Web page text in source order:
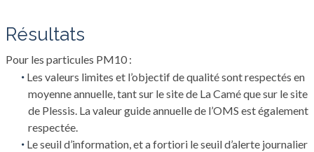
Résultats
Pour les particules PM10 :
Les valeurs limites et l’objectif de qualité sont respectés en
moyenne annuelle, tant sur le site de La Camé que sur le site
de Plessis. La valeur guide annuelle de l’OMS est également
respectée.
Le seuil d’information, et a fortiori le seuil d’alerte journalier